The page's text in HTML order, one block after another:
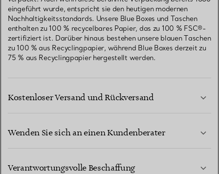
eingeführt wurde, entspricht sie den heutigen modernen
Nachhaltigkeitsstandards. Unsere Blue Boxes und Taschen
enthalten zu 100 % recycelbares Papier, das zu 100 % FSC®-
zertifiziert ist. Darüber hinaus bestehen unsere blauen Taschen
zu 100 % aus Recyclingpapier, während Blue Boxes derzeit zu
75 % aus Recyclingpapier hergestellt werden.
Kostenloser Versand und Rückversand
Wenden Sie sich an einen Kundenberater
Verantwortungsvolle Beschaffung